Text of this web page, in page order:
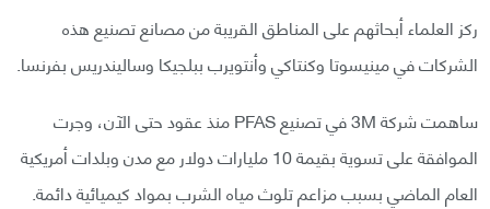
ركز العلماء أبحاثهم على المناطق القريبة من مصانع تصنيع هذه
الشركات في مينيسوتا وكنتاكي وأنتويرب ببلجيكا وساليندريس بفرنسا.
ساهمت شركة 3M في تصنيع PFAS منذ عقود حتى الآن، وجرت
الموافقة على تسوية بقيمة 10 مليارات دولار مع مدن وبلدات أمريكية
العام الماضي بسبب مزاعم تلوث مياه الشرب بمواد كيميائية دائمة.